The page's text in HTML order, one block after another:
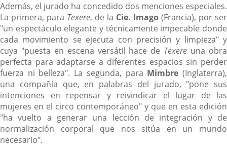
Además, el jurado ha concedido dos menciones especiales.
La primera, para Texere, de la Cie. Imago (Francia), por ser
"un espectáculo elegante y técnicamente impecable donde
cada movimiento se ejecuta con precisión y limpieza" y
cuya "puesta en escena versátil hace de Texere una obra
perfecta para adaptarse a diferentes espacios sin perder
fuerza ni belleza". La segunda, para Mimbre (Inglaterra),
una compañía que, en palabras del jurado, "pone sus
intenciones en repensar y reivindicar el lugar de las
mujeres en el circo contemporáneo" y que en esta edición
"ha vuelto a generar una lección de integración y de
normalización corporal que nos sitúa en un mundo
necesario".